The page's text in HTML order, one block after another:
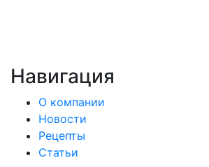
Навигация
О компании
Новости
Рецепты
Статьи